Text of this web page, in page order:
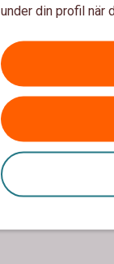
under din profil när